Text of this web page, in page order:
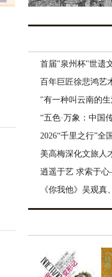
首届"泉州杯"世遗
百年巨匠徐悲鸿艺
"有一种叫云南的
“五色·万象：中国
2026“千里之行”全
美高梅深化文旅人
逍遥于艺 求索于
《你我他》吴观